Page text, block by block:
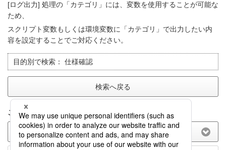
[ログ出力] 処理の「カテゴリ」には、変数を使用することが可能な
ため、
スクリプト変数もしくは環境変数に「カテゴリ」で出力したい内
容を設定することでご対応ください。
目的別で検索： 仕様確認
検索へ戻る
このFAQに関してのご意見をお聞かせ下さい。
(選択してください)